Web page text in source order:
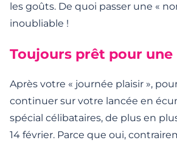
les goûts. De quoi passer une «
inoubliable !
Toujours prêt pour
Après votre « journée plaisir »,
continuer sur votre lancée en
spécial célibataires, de plus en
14 février. Parce que oui,